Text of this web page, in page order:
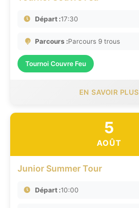
Départ :17:30
Parcours :Parcours 9 trous
Tournoi Couvre Feu
EN SAVOIR PLUS
5
AOÛT
Junior Summer Tour
Départ :10:00